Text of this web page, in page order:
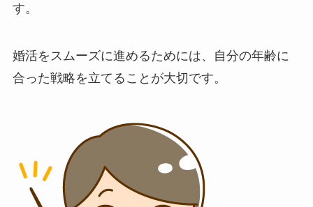
す。
婚活をスムーズに進めるためには、自分の年齢に
合った戦略を立てることが大切です。